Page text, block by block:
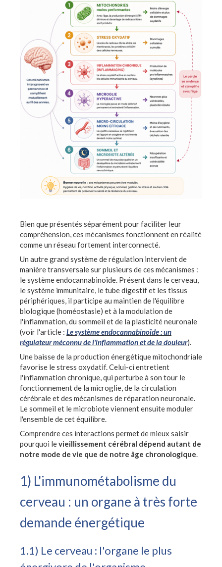
Bien que présentés séparément pour faciliter leur
compréhension, ces mécanismes fonctionnent en réalité
comme un réseau fortement interconnecté.
Un autre grand système de régulation intervient de
manière transversale sur plusieurs de ces mécanismes :
le système endocannabinoïde. Présent dans le cerveau,
le système immunitaire, le tube digestif et les tissus
périphériques, il participe au maintien de l'équilibre
biologique (homéostasie) et à la modulation de
l'inflammation, du sommeil et de la plasticité neuronale
(voir l'article : Le système endocannabinoïde : un
régulateur méconnu de l'inflammation et de la douleur).
Une baisse de la production énergétique mitochondriale
favorise le stress oxydatif. Celui-ci entretient
l'inflammation chronique, qui perturbe à son tour le
fonctionnement de la microglie, de la circulation
cérébrale et des mécanismes de réparation neuronale.
Le sommeil et le microbiote viennent ensuite moduler
l'ensemble de cet équilibre.
Comprendre ces interactions permet de mieux saisir
pourquoi levieillissement cérébral dépend autant de
notre mode de vie que de notre âge chronologique.
1) L'immunométabolisme du
cerveau : un organe à très forte
demande énergétique
1.1) Le cerveau : l'organe le plus